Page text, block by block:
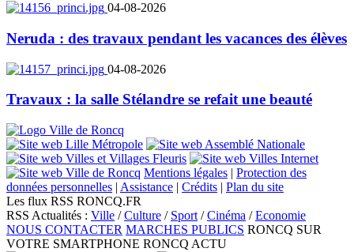
04-08-2026
Neruda : des travaux pendant les vacances des élèves
04-08-2026
Travaux : la salle Stélandre se refait une beauté
Mentions légales | Protection des
données personnelles | Assistance | Crédits | Plan du site
Les flux RSS RONCQ.FR
RSS Actualités : Ville /Culture / Sport /Cinéma /Economie
NOUS CONTACTER MARCHES PUBLICS RONCQ SUR
VOTRE SMARTPHONE RONCQ ACTU